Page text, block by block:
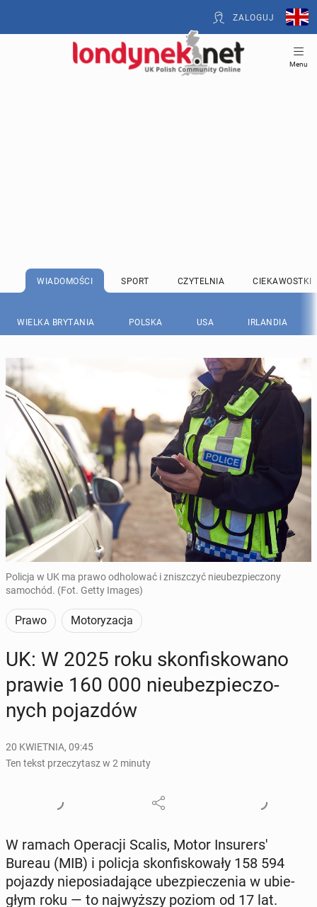
ZALOGUJ
Menu
WIADOMOŚCI SPORT CZYTELNIA CIEKAWOSTKI
WIELKA BRYTANIA POLSKA USA IRLANDIA
Policja w UK ma prawo odholować i zniszczyć nieubezpieczony
samochód. (Fot. Getty Images)
Prawo Motoryzacja
UK: W 2025 roku skon­fi­sko­wa­no
prawie 160 000 nie­ubez­pie­czo­
nych po­jaz­dów
20 KWIETNIA, 09:45
Ten tekst przeczytasz w 2 minuty
W ramach Ope­ra­cji Scalis, Motor In­su­rer­s'
Bureau (MIB) i policja skon­fi­sko­wa­ły 158 594
pojazdy nie­po­sia­da­ją­ce ubez­pie­cze­nia w ubie­
głym roku — to naj­wyż­szy poziom od 17 lat.